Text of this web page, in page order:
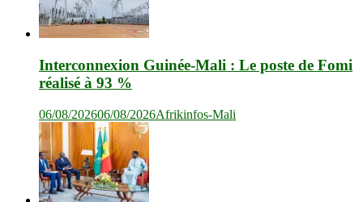
Interconnexion Guinée-Mali : Le poste de Fomi
réalisé à 93 %
06/08/202606/08/2026Afrikinfos-Mali